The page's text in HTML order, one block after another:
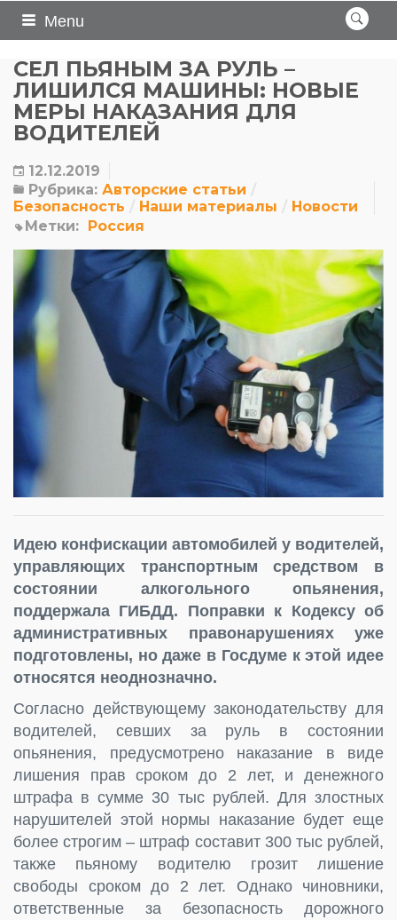
Menu
СЕЛ ПЬЯНЫМ ЗА РУЛЬ –
ЛИШИЛСЯ МАШИНЫ: НОВЫЕ
МЕРЫ НАКАЗАНИЯ ДЛЯ
ВОДИТЕЛЕЙ
12.12.2019
Рубрика: Авторские статьи
Безопасность
Наши материалы
Новости
Метки: Россия
Идею конфискации автомобилей у водителей,
управляющих транспортным средством в
состоянии алкогольного опьянения,
поддержала ГИБДД. Поправки к Кодексу об
административных правонарушениях уже
подготовлены, но даже в Госдуме к этой идее
относятся неоднозначно.
Согласно действующему законодательству для
водителей, севших за руль в состоянии
опьянения, предусмотрено наказание в виде
лишения прав сроком до 2 лет, и денежного
штрафа в сумме 30 тыс рублей. Для злостных
нарушителей этой нормы наказание будет еще
более строгим – штраф составит 300 тыс рублей,
также пьяному водителю грозит лишение
свободы сроком до 2 лет. Однако чиновники,
ответственные за безопасность дорожного